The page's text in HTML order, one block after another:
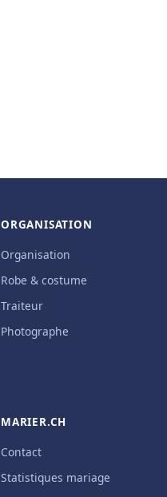
ORGANISATION
Organisation
Robe & costume
Traiteur
Photographe
MARIER.CH
Contact
Statistiques mariage